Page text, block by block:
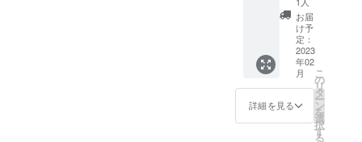
OEM（他社
造）に携わ
るにつれ、
いつかは自
ドを持ちた
を1点
一般販
売予定
価格
9,800円
(送料、
消費税
込み)の
20%off
寸法:
お届
け予
定：
2023
年02
月
詳細を見る
こ
の
リ
タ
ー
ン
を
選
択
す
る